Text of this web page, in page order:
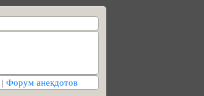
| Форум анекдотов